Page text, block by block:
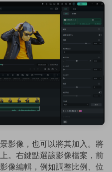
影像，也可以將其加入。將
。右鍵點選該影像檔案，前
像編輯，例如調整比例、位